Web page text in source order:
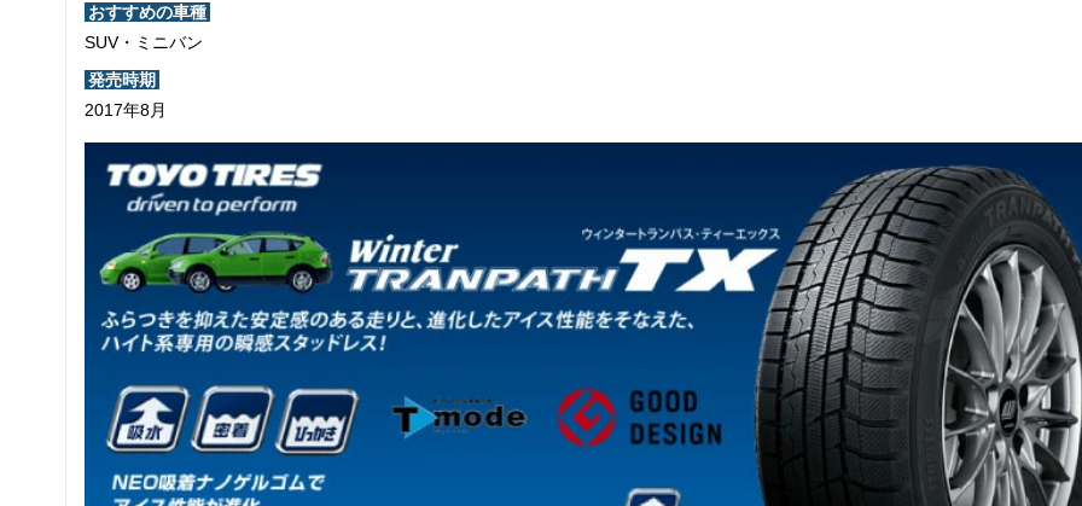
おすすめの車種
SUV・ミニバン
発売時期
2017年8月